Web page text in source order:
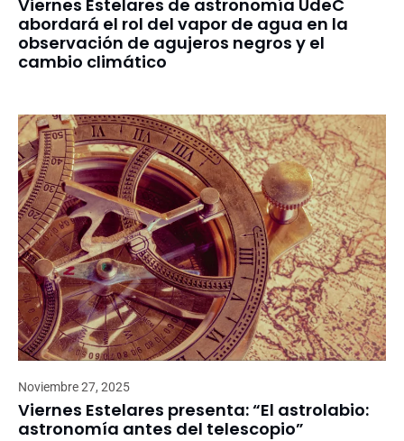
Viernes Estelares de astronomía UdeC
abordará el rol del vapor de agua en la
observación de agujeros negros y el
cambio climático
Noviembre 27, 2025
Viernes Estelares presenta: “El astrolabio:
astronomía antes del telescopio”